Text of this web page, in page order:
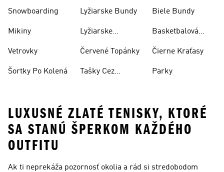
Snowboarding
Mikiny
Vetrovky
Šortky Po Kolená
Lyžiarske Bundy
Lyžiarske
Červené Topánky
Tašky Cez
Biele Bundy
Basketbalová
Čierne Kraťasy
Parky
LUXUSNÉ ZLATÉ TENISKY, KTORÉ
SA STANÚ ŠPERKOM KAŽDÉHO
OUTFITU
Ak ti neprekáža pozornosť okolia a rád si stredobodom